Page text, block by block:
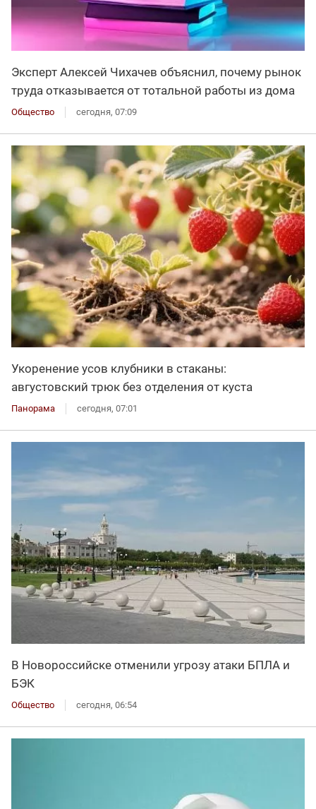
Эксперт Алексей Чихачев объяснил, почему рынок
труда отказывается от тотальной работы из дома
Общество сегодня, 07:09
Укоренение усов клубники в стаканы:
августовский трюк без отделения от куста
Панорама сегодня, 07:01
В Новороссийске отменили угрозу атаки БПЛА и
БЭК
Общество сегодня, 06:54